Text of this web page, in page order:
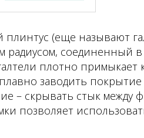
/
(еще называют
радиусом, соединенный
плотно примыкает
заводить
– скрывать стык
позволяет